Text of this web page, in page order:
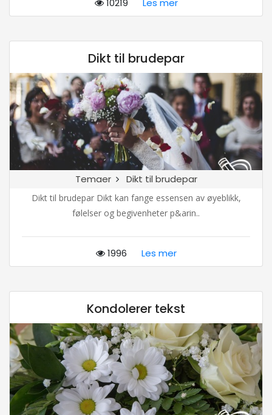
10219 Les mer
Dikt til brudepar
Temaer Dikt til brudepar
Dikt til brudepar Dikt kan fange essensen av øyeblikk,
følelser og begivenheter p&arin..
1996 Les mer
Kondolerer tekst